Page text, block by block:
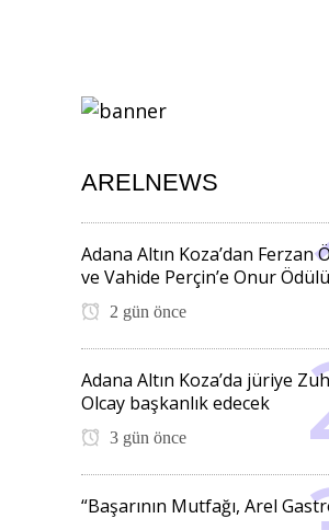
ARELNEWS
Adana Altın Koza’dan Ferzan
ve Vahide Perçin’e Onur Ödülü
2 gün önce
Adana Altın Koza’da jüriye
Olcay başkanlık edecek
3 gün önce
“Başarının Mutfağı, Arel